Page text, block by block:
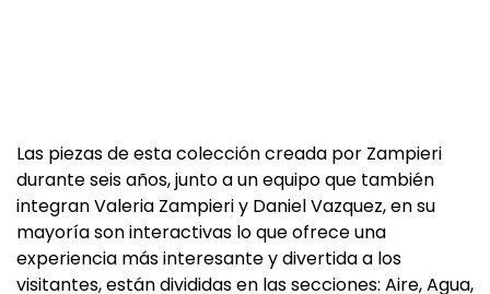
Las piezas de esta colección creada por Zampieri
durante seis años, junto a un equipo que también
integran Valeria Zampieri y Daniel Vazquez, en su
mayoría son interactivas lo que ofrece una
experiencia más interesante y divertida a los
visitantes, están divididas en las secciones: Aire, Agua,